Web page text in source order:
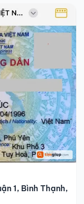
1, Bình Thạnh,